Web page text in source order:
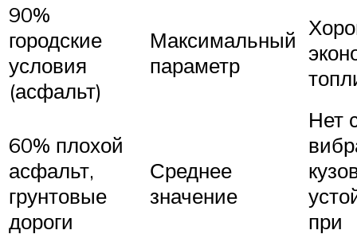
90%
городские
условия
(асфальт)
Максимальный
параметр
60% плохой
асфальт,
грунтовые
дороги
Среднее
значение
Нет
при